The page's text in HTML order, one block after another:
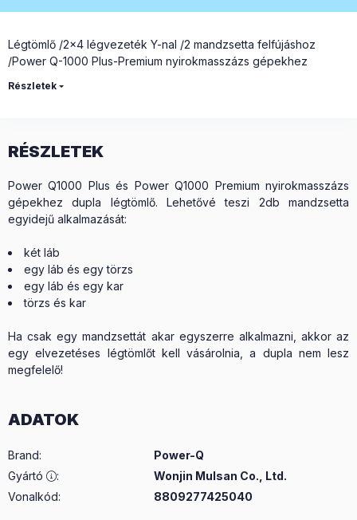
Légtömlő /2x4 légvezeték Y-nal /2 mandzsetta felfújáshoz
/Power Q-1000 Plus-Premium nyirokmasszázs gépekhez
Részletek
RÉSZLETEK
Power Q1000 Plus és Power Q1000 Premium nyirokmasszázs
gépekhez dupla légtömlő. Lehetővé teszi 2db mandzsetta
egyidejű alkalmazását:
két láb
egy láb és egy törzs
egy láb és egy kar
törzs és kar
Ha csak egy mandzsettát akar egyszerre alkalmazni, akkor az
egy elvezetéses légtömlőt kell vásárolnia, a dupla nem lesz
megfelelő!
ADATOK
Brand:
Power-Q
Gyártó
:
Wonjin Mulsan Co., Ltd.
Vonalkód:
8809277425040